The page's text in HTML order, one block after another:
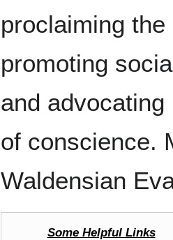
proclaiming
promoting
and
of conscience.
Waldensian
Some Helpful Links